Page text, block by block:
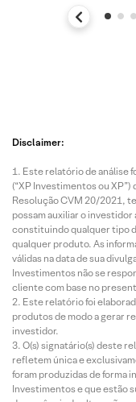
Disclaimer:
Este relatório de análise
(“XP Investimentos ou
Resolução CVM 20/2021,
possam auxiliar o
constituindo qualquer tipo
qualquer produto. As
válidas na data de sua
Investimentos não se
cliente com base no
Este relatório foi
produtos de modo a gerar
investidor.
O(s) signatário(s) deste
refletem única e
foram produzidas de forma
Investimentos e que estão